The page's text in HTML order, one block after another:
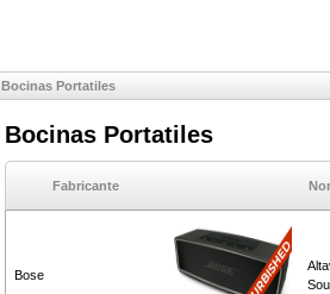
Bocinas Portatiles
Bocinas Portatiles
Fabricante
Bose